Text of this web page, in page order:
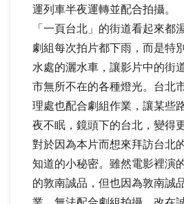
運列車半夜運轉並配合拍攝。
「一頁台北」的街道看起來都
劇組每次拍片都下雨，而是特
水處的灑水車，讓影片中的街
市無所不在的各種燈光。台北
理處也配合劇組作業，讓某些
夜不眠，鏡頭下的台北，變得
對於因為本片而想來拜訪台北
知道的小秘密。雖然電影裡演
的敦南誠品，但也因為敦南誠